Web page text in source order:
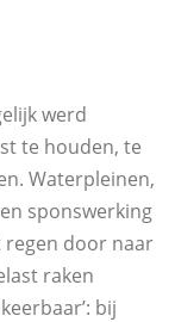
werd
te houden, te
Waterpleinen,
sponswerking
regen door naar
raken
bij